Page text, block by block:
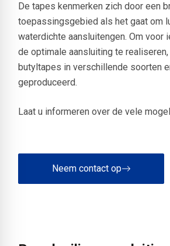
De tapes kenmerken zich door een
toepassingsgebied als het gaat om
waterdichte aansluitengen. Om voor
de optimale aansluiting te
butyltapes in verschillende soorten
geproduceerd.
Laat u informeren over de vele
Neem contact op